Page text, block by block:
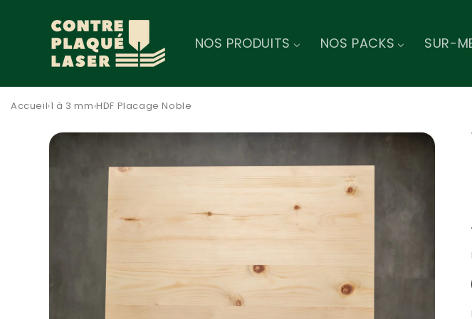
content
NOS PRODUITS NOS PACKS SUR-
Accueil›1 à 3 mm›HDF Placage Noble
Skip to